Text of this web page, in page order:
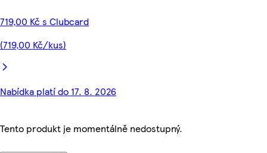
719,00 Kč s Clubcard
(719,00 Kč/kus)
Nabídka platí do 17. 8. 2026
Tento produkt je momentálně nedostupný.